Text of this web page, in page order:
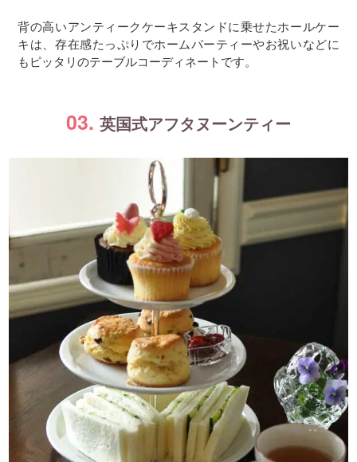
背の高いアンティークケーキスタンドに乗せたホールケー
キは、存在感たっぷりでホームパーティーやお祝いなどに
もピッタリのテーブルコーディネートです。
03. 英国式アフタヌーンティー